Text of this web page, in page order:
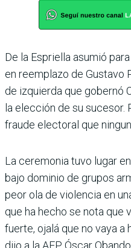
De la Espriella asumió
en reemplazo de Gustavo
de izquierda que gobernó
la elección de su sucesor.
fraude electoral que
La ceremonia tuvo lugar
bajo dominio de grupos
peor ola de violencia en
que ha hecho se nota que
fuerte, ojalá que no vaya a
dijo a la AFP Óscar